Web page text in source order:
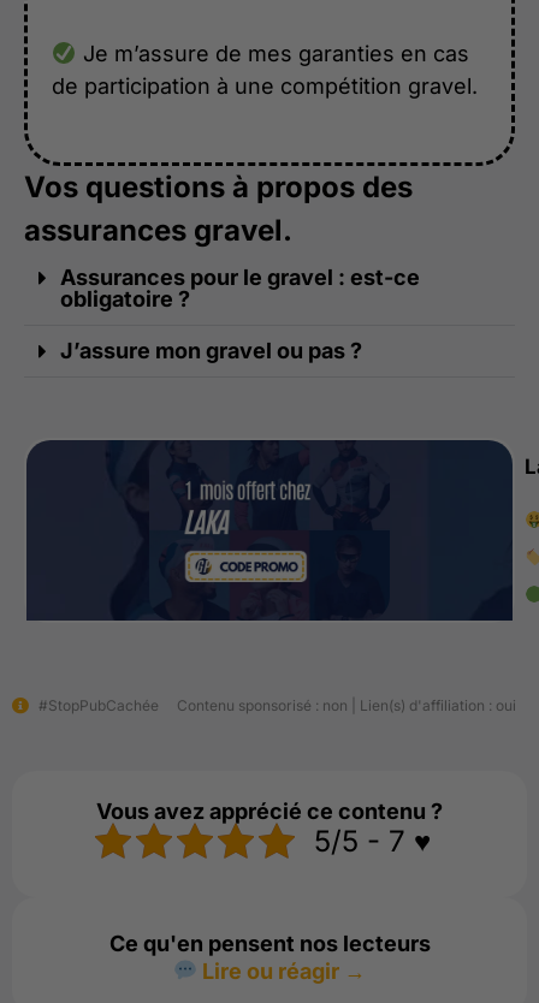
Je m’assure de mes garanties en cas
de participation à une compétition gravel.
Vos questions à propos des
assurances gravel.
Assurances pour le gravel : est-ce
obligatoire ?
J’assure mon gravel ou pas ?
#StopPubCachée Contenu sponsorisé : non | Lien(s) d'affiliation : oui
Vous avez apprécié ce contenu ?
5/5 - 7 ♥️
Ce qu'en pensent nos lecteurs
Lire ou réagir →